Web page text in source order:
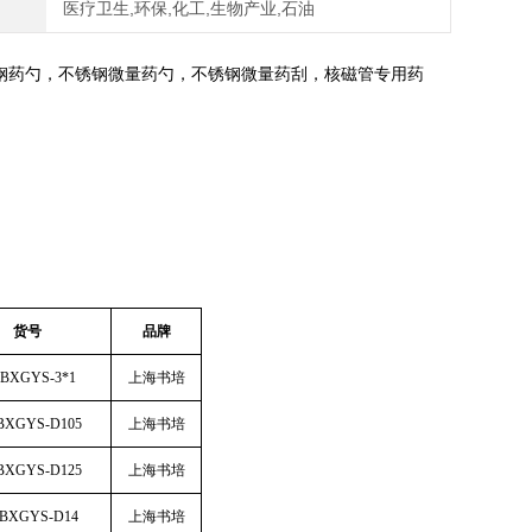
医疗卫生,环保,化工,生物产业,石油
勺，不锈钢微量药勺，不锈钢微量药刮，核磁管专用药
货号 品牌
3*1 上海书培
D105 上海书培
D125 上海书培
D14 上海书培